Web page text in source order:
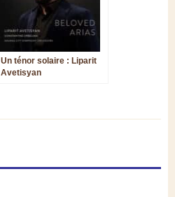
Un ténor solaire : Liparit
Avetisyan